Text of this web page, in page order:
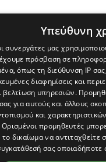
Υπεύθυνη
συνεργάτες μας
πρόσβαση σε
όπως τη διεύθυνση IP
διαφημίσεις και
βελτίωση υπηρεσιών.
για αυτούς και άλλους
και
Ορισμένοι προμηθευτές
το δικαίωμα να αντιταχθείτε
σας οποιαδήποτε